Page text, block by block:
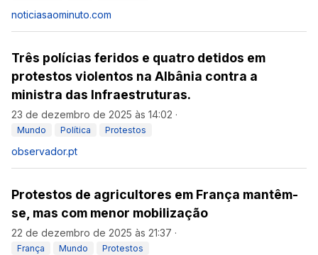
noticiasaominuto.com
Três polícias feridos e quatro detidos em
protestos violentos na Albânia contra a
ministra das Infraestruturas.
23 de dezembro de 2025 às 14:02 ·
Mundo Política Protestos
observador.pt
Protestos de agricultores em França mantêm-
se, mas com menor mobilização
22 de dezembro de 2025 às 21:37 ·
França Mundo Protestos